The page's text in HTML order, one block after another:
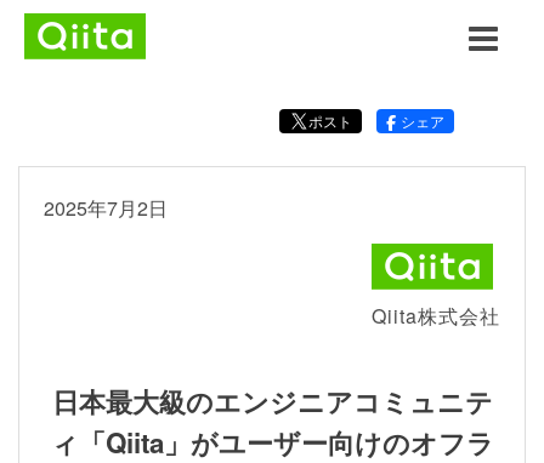
ポスト シェア
2025年7月2日
Qiita株式会社
日本最大級のエンジニアコミュニテ
ィ「Qiita」がユーザー向けのオフラ